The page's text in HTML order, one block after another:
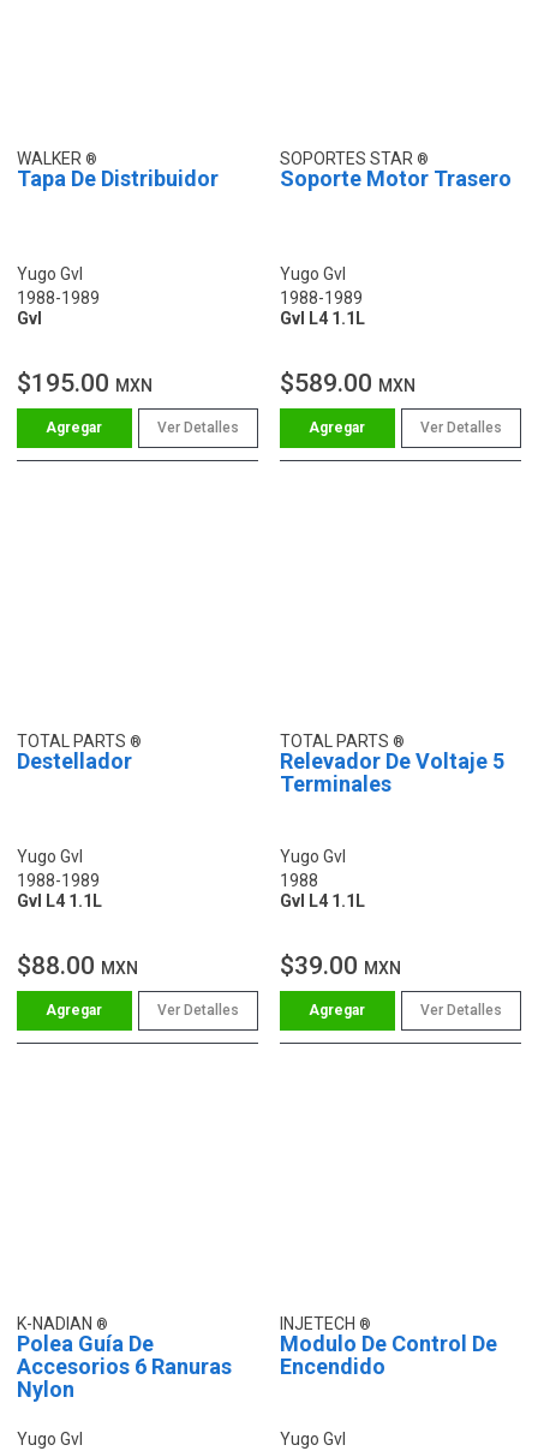
WALKER
Tapa De Distribuidor
Yugo Gvl
1988-1989
Gvl
$195.00 MXN
Ver Detalles
SOPORTES STAR
Soporte Motor Trasero
Yugo Gvl
1988-1989
Gvl L4 1.1L
$589.00 MXN
Ver Detalles
TOTAL PARTS
Destellador
Yugo Gvl
1988-1989
Gvl L4 1.1L
$88.00 MXN
Ver Detalles
TOTAL PARTS
Relevador De Voltaje 5
Terminales
Yugo Gvl
1988
Gvl L4 1.1L
$39.00 MXN
Ver Detalles
K-NADIAN
Polea Guía De
Accesorios 6 Ranuras
Nylon
Yugo Gvl
INJETECH
Modulo De Control De
Encendido
Yugo Gvl